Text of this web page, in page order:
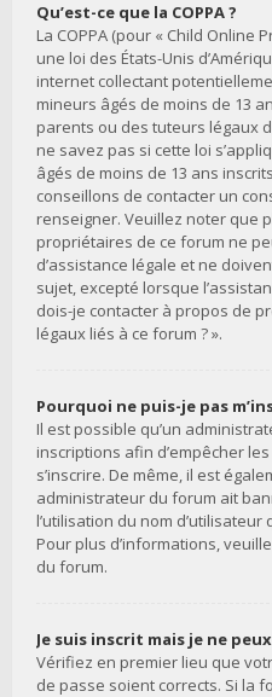
Qu’est-ce que la COPPA ?
La COPPA (pour « Child Online
une loi des États-Unis
internet collectant
mineurs âgés de moins de 13
parents ou des tuteurs légaux
ne savez pas si cette loi
âgés de moins de 13 ans
conseillons de contacter un
renseigner. Veuillez noter que
propriétaires de ce forum ne
d’assistance légale et ne
sujet, excepté lorsque
dois-je contacter à propos de
légaux liés à ce forum ? ».
Pourquoi ne puis-je pas
Il est possible qu’un
inscriptions afin d’empêcher
s’inscrire. De même, il est
administrateur du forum ait
l’utilisation du nom
Pour plus d’informations,
du forum.
Je suis inscrit mais je ne
Vérifiez en premier lieu que
de passe soient corrects. Si la